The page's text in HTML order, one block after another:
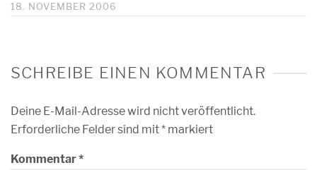
18. NOVEMBER 2006
SCHREIBE EINEN KOMMENTAR
Deine E-Mail-Adresse wird nicht veröffentlicht.
Erforderliche Felder sind mit* markiert
Kommentar*